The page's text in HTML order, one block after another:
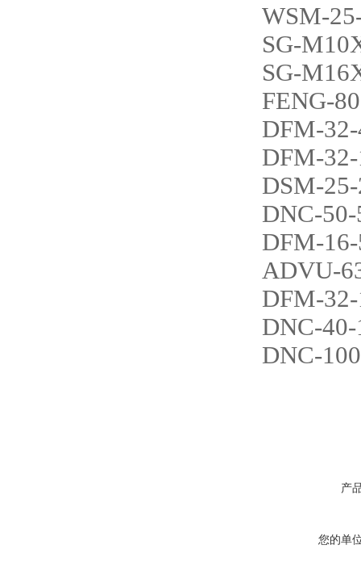
WSM-
SG-
SG-
FENG-
DFM-
DFM-
DSM-
DNC-
DFM-
ADVU-
DFM-
DNC-
DNC-
产
您的单